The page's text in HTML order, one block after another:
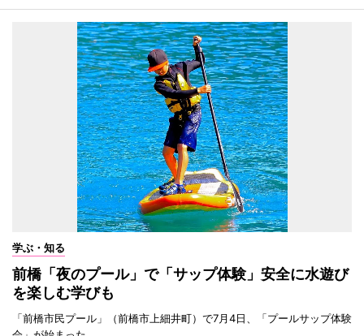
学ぶ・知る
前橋「夜のプール」で「サップ体験」安全に水遊び
を楽しむ学びも
「前橋市民プール」（前橋市上細井町）で7月4日、「プールサップ体験